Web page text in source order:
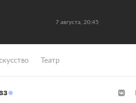
7 августа, 20:45
Театр